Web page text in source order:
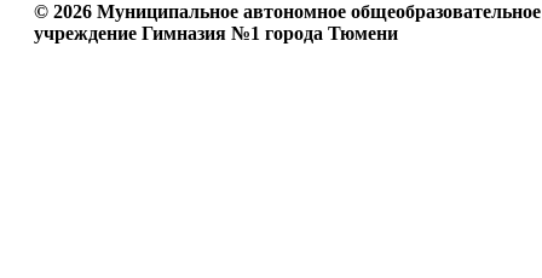
© 2026 Муниципальное автономное общеобразовательное
учреждение Гимназия №1 города Тюмени